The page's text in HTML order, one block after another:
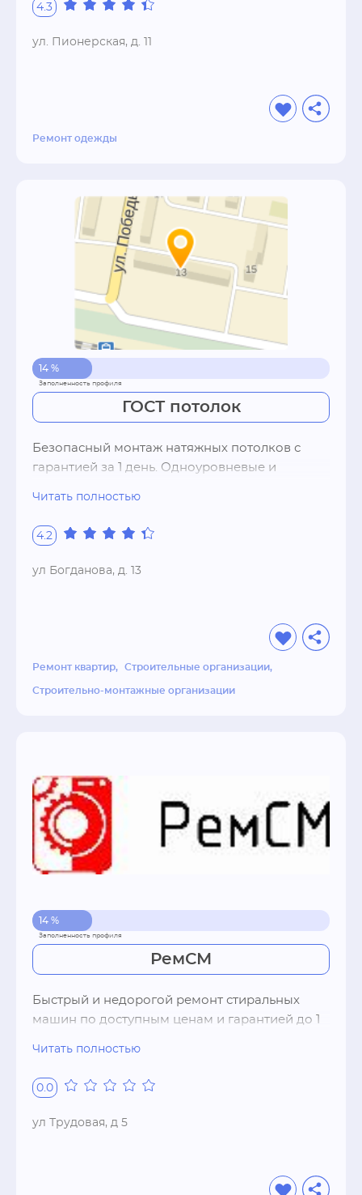
4.3
ул. Пионерская, д. 11
Ремонт одежды
14 %
ГОСТ потолок
Безопасный монтаж натяжных потолков с
гарантией за 1 день. Одноуровневые и
гарантия на все виды работ.Глянцевые,
матовые, сатиновые, тканевые и другие видs
потолков !
Читать полностью
4.2
ул Богданова, д. 13
Ремонт квартир Строительные организации
Строительно-монтажные организации
14 %
РемСМ
Быстрый и недорогой ремонт стиральных
машин по доступным ценам и гарантией до 1
Читать полностью
0.0
ул Трудовая, д 5